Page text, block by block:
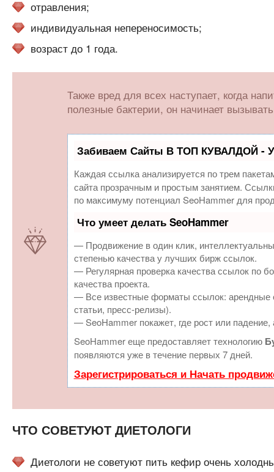
отравления;
индивидуальная непереносимость;
возраст до 1 года.
Также вред для всех наступает, когда
полезные бактерии, он начинает
Забиваем Сайты В ТОП КУВАЛДОЙ -
Каждая ссылка анализируется по трем
сайта прозрачным и простым занятием.
по максимуму потенциал SeoHammer для
Что умеет делать SeoHammer
— Продвижение в один клик,
степенью качества у лучших бирж ссылок.
— Регулярная проверка качества ссылок по
качества проекта.
— Все известные форматы ссылок: арендные
статьи, пресс-релизы).
— SeoHammer покажет, где рост или
SeoHammer еще предоставляет технологию
появляются уже в течение первых 7 дней.
Зарегистрироваться и Начать
ЧТО СОВЕТУЮТ ДИЕТОЛОГИ
Диетологи не советуют пить кефир очень